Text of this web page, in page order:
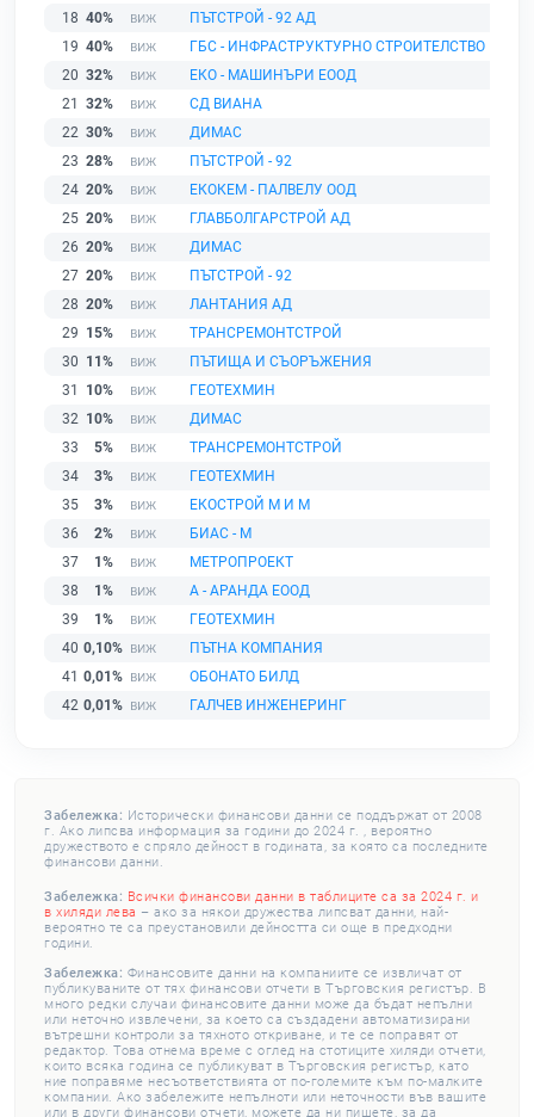
18 40%
ПЪТСТРОЙ - 92 АД
19 40%
ГБС - ИНФРАСТРУКТУРНО СТРОИТЕЛСТВО
20 32%
ЕКО - МАШИНЪРИ ЕООД
21
32%
СД ВИАНА
22 30%
ДИМАС
23 28%
ПЪТСТРОЙ - 92
24 20%
ЕКОКЕМ - ПАЛВЕЛУ ООД
25 20%
ГЛАВБОЛГАРСТРОЙ АД
26 20%
ДИМАС
27 20%
ПЪТСТРОЙ - 92
28 20%
ЛАНТАНИЯ АД
29 15%
ТРАНСРЕМОНТСТРОЙ
30 11%
ПЪТИЩА И СЪОРЪЖЕНИЯ
31
10%
ГЕОТЕХМИН
32 10%
ДИМАС
33
5%
ТРАНСРЕМОНТСТРОЙ
34
3%
ГЕОТЕХМИН
35
3%
ЕКОСТРОЙ М И М
36
2%
БИАС - М
37
1%
МЕТРОПРОЕКТ
38
1%
А - АРАНДА ЕООД
39
1%
ГЕОТЕХМИН
40 0,10%
ПЪТНА КОМПАНИЯ
41 0,01%
ОБОНАТО БИЛД
42 0,01% ГАЛЧЕВ ИНЖЕНЕРИНГ
Забележка: Исторически финансови данни се поддържат от 2008
г. Ако липсва информация за години до 2024 г. , вероятно
дружеството е спряло дейност в годината, за която са последните
финансови данни.
Забележка: Всички финансови данни в таблиците са за 2024 г. и
в хиляди лева – ако за някои дружества липсват данни, най-
вероятно те са преустановили дейността си още в предходни
години.
Забележка: Финансовите данни на компаниите се извличат от
публикуваните от тях финансови отчети в Търговския регистър. В
много редки случаи финансовите данни може да бъдат непълни
или неточно извлечени, за което са създадени автоматизирани
вътрешни контроли за тяхното откриване, и те се поправят от
редактор. Това отнема време с оглед на стотиците хиляди отчети,
които всяка година се публикуват в Търговския регистър, като
ние поправяме несъответствията от по-големите към по-малките
компании. Ако забележите непълноти или неточности във вашите
или в други финансови отчети, можете да ни пишете, за да